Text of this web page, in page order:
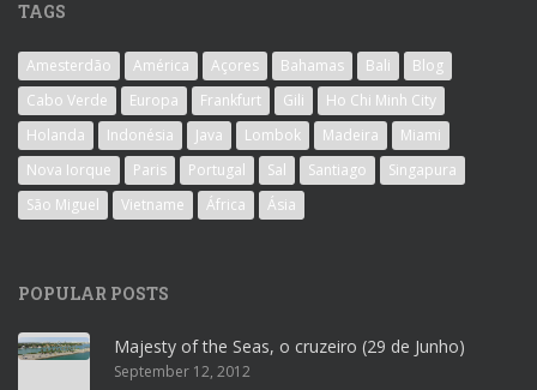
TAGS
Amesterdão América Açores Bahamas Bali
Blog
Cabo Verde
Europa Frankfurt Gili
Ho Chi Minh City
Holanda
Indonésia Java Lombok Madeira
Miami
Nova Iorque
Paris Portugal Sal Santiago
Singapura
São Miguel
Vietname África Ásia
POPULAR POSTS
Majesty of the Seas, o cruzeiro (29 de Junho)
September 12, 2012